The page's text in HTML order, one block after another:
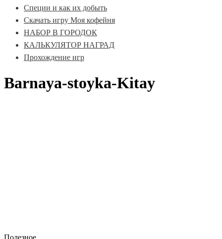
Специи и как их добыть
Скачать игру Моя кофейня
НАБОР В ГОРОДОК
КАЛЬКУЛЯТОР НАГРАД
Прохождение игр
Barnaya-stoyka-Kitay
Полезное